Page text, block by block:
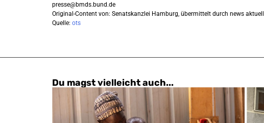
presse@bmds.bund.de
Original-Content von: Senatskanzlei Hamburg, übermittelt durch news aktuell
Quelle: ots
Du magst vielleicht auch...